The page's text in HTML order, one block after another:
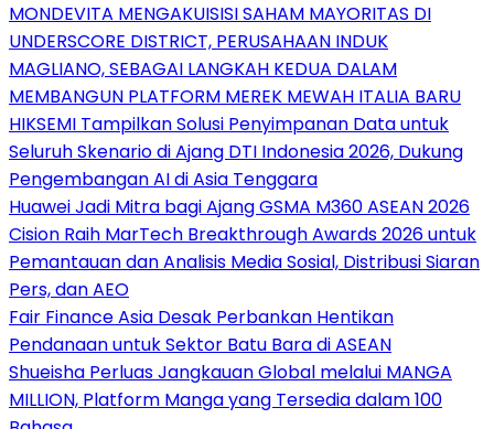
MONDEVITA MENGAKUISISI SAHAM MAYORITAS DI
UNDERSCORE DISTRICT, PERUSAHAAN INDUK
MAGLIANO, SEBAGAI LANGKAH KEDUA DALAM
MEMBANGUN PLATFORM MEREK MEWAH ITALIA BARU
HIKSEMI Tampilkan Solusi Penyimpanan Data untuk
Seluruh Skenario di Ajang DTI Indonesia 2026, Dukung
Pengembangan AI di Asia Tenggara
Huawei Jadi Mitra bagi Ajang GSMA M360 ASEAN 2026
Cision Raih MarTech Breakthrough Awards 2026 untuk
Pemantauan dan Analisis Media Sosial, Distribusi Siaran
Pers, dan AEO
Fair Finance Asia Desak Perbankan Hentikan
Pendanaan untuk Sektor Batu Bara di ASEAN
Shueisha Perluas Jangkauan Global melalui MANGA
MILLION, Platform Manga yang Tersedia dalam 100